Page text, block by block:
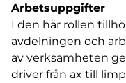
Arbetsuppgifter
I den här rollen
avdelningen och
av verksamheten
driver från ax till